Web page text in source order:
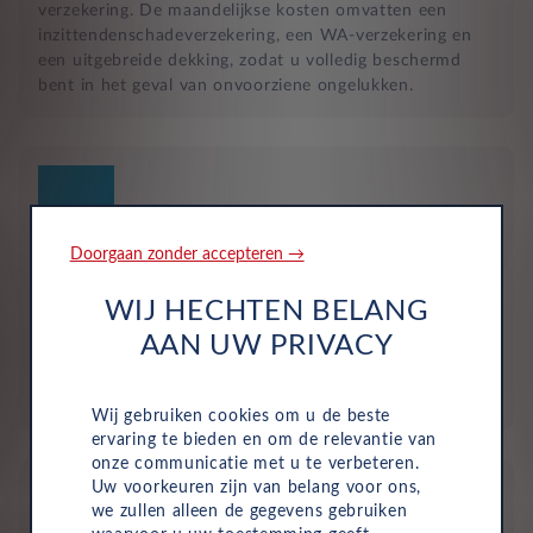
verzekering. De maandelijkse kosten omvatten een
inzittendenschadeverzekering, een WA-verzekering en
een uitgebreide dekking, zodat u volledig beschermd
bent in het geval van onvoorziene ongelukken.
Bij zakelijke lease is de leasemaatschappij eigenaar van
de auto en betaalt u een vast maandbedrag. Hierdoor
Doorgaan zonder accepteren →
WIJ HECHTEN BELANG
AAN UW PRIVACY
Wij gebruiken cookies om u de beste
ervaring te bieden en om de relevantie van
onze communicatie met u te verbeteren.
Uw voorkeuren zijn van belang voor ons,
we zullen alleen de gegevens gebruiken